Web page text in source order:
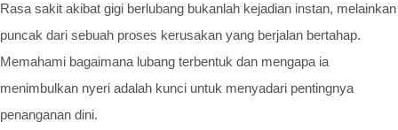
Rasa sakit akibat gigi berlubang bukanlah kejadian instan, melainkan
puncak dari sebuah proses kerusakan yang berjalan bertahap.
Memahami bagaimana lubang terbentuk dan mengapa ia
menimbulkan nyeri adalah kunci untuk menyadari pentingnya
penanganan dini.